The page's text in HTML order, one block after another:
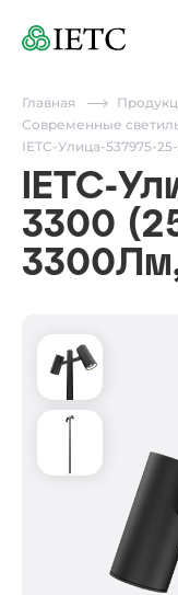
Главная
Современные
IETC-Улица-537975-
IETC-
3300